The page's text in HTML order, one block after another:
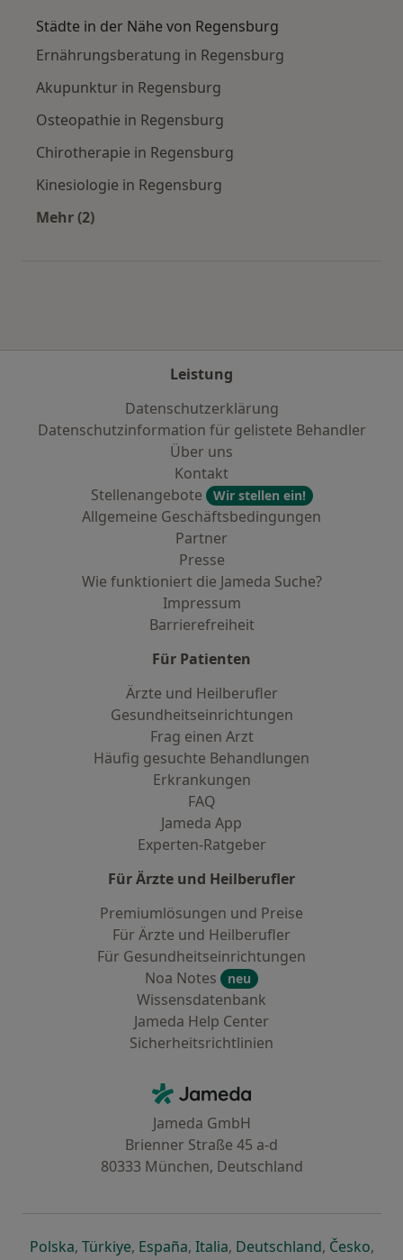
Städte in der Nähe von Regensburg
Ernährungsberatung in Regensburg
Akupunktur in Regensburg
Osteopathie in Regensburg
Chirotherapie in Regensburg
Kinesiologie in Regensburg
Mehr (2)
Leistung
Datenschutzerklärung
Datenschutzinformation für gelistete Behandler
Über uns
Kontakt
Stellenangebote
Wir stellen ein!
Allgemeine Geschäftsbedingungen
Partner
Presse
Wie funktioniert die Jameda Suche?
Impressum
Barrierefreiheit
Für Patienten
Ärzte und Heilberufler
Gesundheitseinrichtungen
Frag einen Arzt
Häufig gesuchte Behandlungen
Erkrankungen
FAQ
Jameda App
Experten-Ratgeber
Für Ärzte und Heilberufler
Premiumlösungen und Preise
Für Ärzte und Heilberufler
Für Gesundheitseinrichtungen
Noa Notes
neu
Wissensdatenbank
Jameda Help Center
Sicherheitsrichtlinien
Jameda - Startseite
Jameda GmbH
Brienner Straße 45 a-d
80333 München, Deutschland
Polskaöffnet in einer neuen Registerkarte
, Türkiyeöffnet in einer neuen Registerkarte
, Españaöffnet in einer neuen
, Italiaöffnet in einer neuen
, Deutschlandöffnet in
, Česko,